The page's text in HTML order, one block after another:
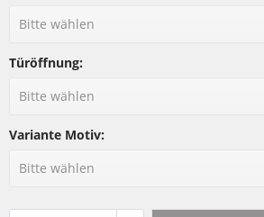
Türöffnung:
Variante Motiv: